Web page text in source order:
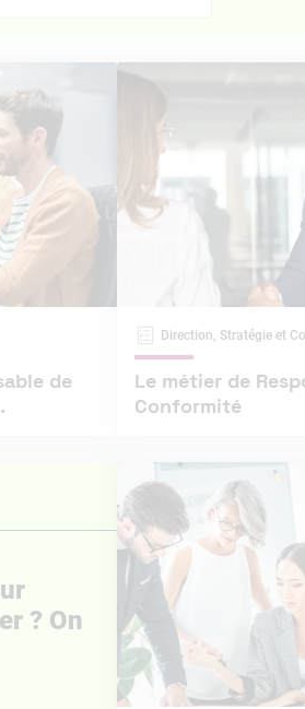
de
Direction, Stratégie et
Le métier de
Conformité
? On